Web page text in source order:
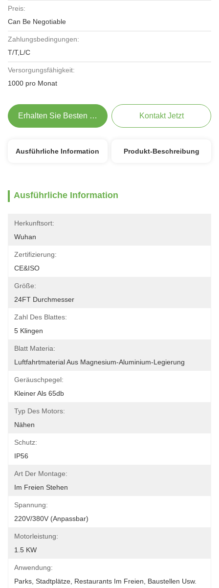
Preis:
Can Be Negotiable
Zahlungsbedingungen:
T/T,L/C
Versorgungsfähigkeit:
1000 pro Monat
Erhalten Sie Besten Preis Kontakt Jetzt
Ausführliche Information Produkt-Beschreibung
Ausführliche Information
Herkunftsort:
Wuhan
Zertifizierung:
CE&ISO
Größe:
24FT Durchmesser
Zahl Des Blattes:
5 Klingen
Blatt Materia:
Luftfahrtmaterial Aus Magnesium-Aluminium-Legierung
Geräuschpegel:
Kleiner Als 65db
Typ Des Motors:
Nähen
Schutz:
IP56
Art Der Montage:
Im Freien Stehen
Spannung:
220V/380V (anpassbar)
Motorleistung:
1.5 KW
Anwendung:
Parks, Stadtplätze, Restaurants Im Freien, Baustellen Usw.